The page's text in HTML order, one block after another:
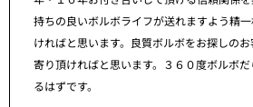
持ちの良いボルボライフが送れますよう精
ければと思います。良質ボルボをお探しの
寄り頂ければと思います。３６０度ボルボ
るはずです。